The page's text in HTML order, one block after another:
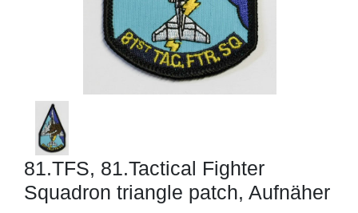
81.TFS, 81.Tactical Fighter
Squadron triangle patch, Aufnäher